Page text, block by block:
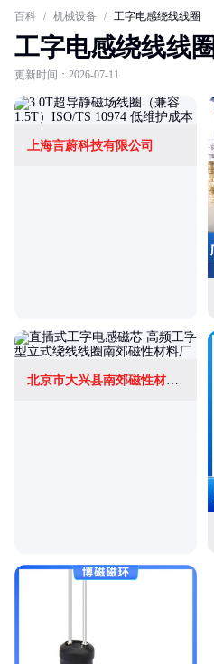
百科 / 机械设备 / 工字电感绕线线圈
工字电感绕线线圈
更新时间：2026-07-11
上海言蔚科技有限公司
北京市大兴县南郊磁性材料厂